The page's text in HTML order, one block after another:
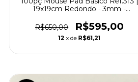
19x19cm Redondo - 3mm -
R$650,00
R$595,00
12 x de R$61,21